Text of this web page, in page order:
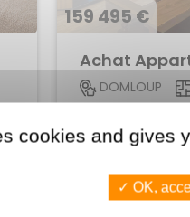
159 495 €
Achat
DOMLOUP
cookies and gives
✓ OK,